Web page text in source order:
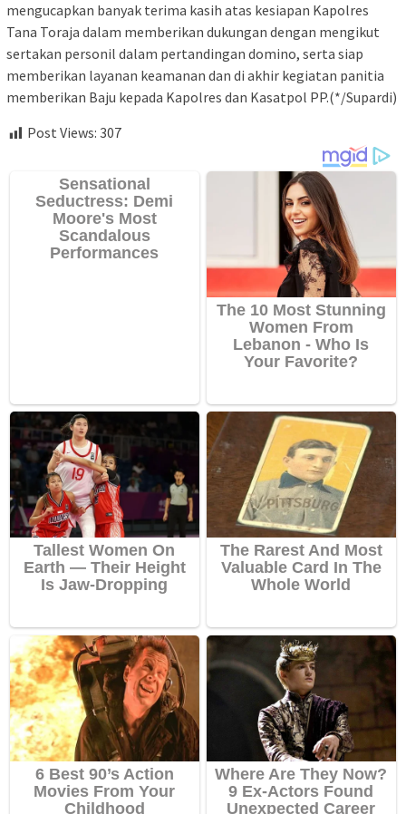
mengucapkan banyak terima kasih atas kesiapan Kapolres
Tana Toraja dalam memberikan dukungan dengan mengikut
sertakan personil dalam pertandingan domino, serta siap
memberikan layanan keamanan dan di akhir kegiatan panitia
memberikan Baju kepada Kapolres dan Kasatpol PP.(*/Supardi)
Post Views: 307